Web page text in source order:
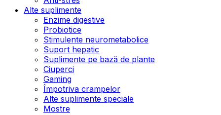
Alte suplimente
Enzime digestive
Probiotice
Stimulente neurometabolice
Suport hepatic
Suplimente pe bază de plante
Ciuperci
Gaming
Împotriva crampelor
Alte suplimente speciale
Mostre